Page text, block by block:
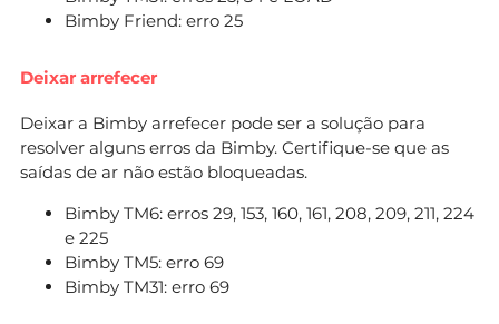
Bimby Friend: erro 25
Deixar arrefecer
Deixar a Bimby arrefecer pode ser a solução para
resolver alguns erros da Bimby. Certifique-se que as
saídas de ar não estão bloqueadas.
Bimby TM6: erros 29, 153, 160, 161, 208, 209, 211, 224
e 225
Bimby TM5: erro 69
Bimby TM31: erro 69